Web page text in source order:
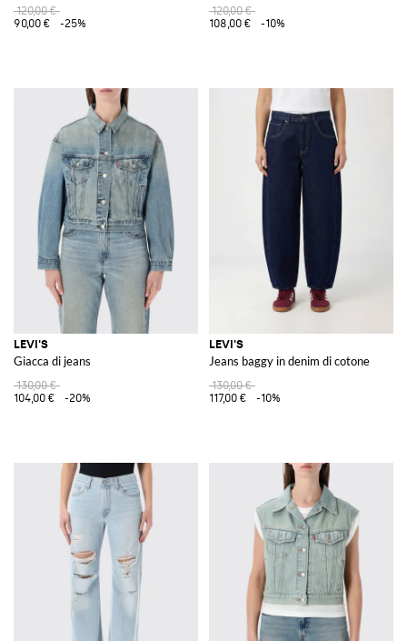
120,00 €
90,00 €
-25%
120,00 €
108,00 €
-10%
LEVI'S
Giacca di jeans
130,00 €
104,00 €
-20%
LEVI'S
Jeans baggy in denim di cotone
130,00 €
117,00 €
-10%